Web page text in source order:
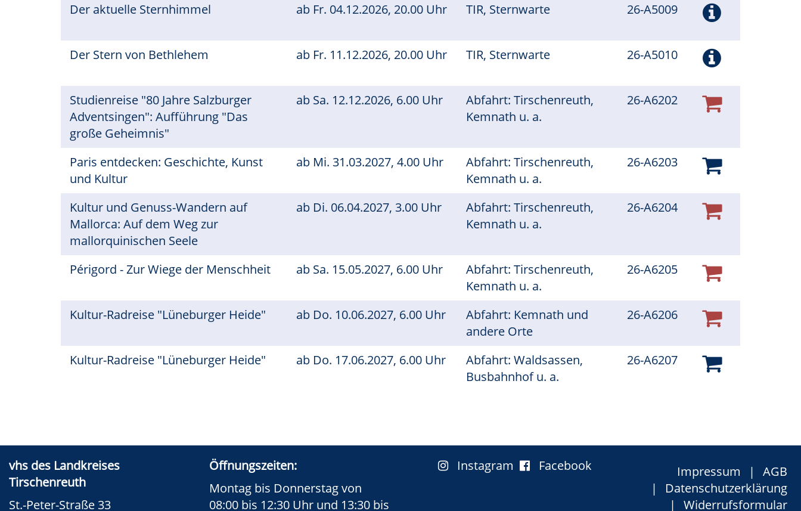
Der aktuelle Sternhimmel ab Fr. 04.12.2026, 20.00 Uhr TIR, Sternwarte 26-A5009
Der Stern von Bethlehem ab Fr. 11.12.2026, 20.00 Uhr TIR, Sternwarte 26-A5010
Studienreise "80 Jahre Salzburger
Adventsingen": Aufführung "Das
große Geheimnis"
ab Sa. 12.12.2026, 6.00 Uhr
Abfahrt: Tirschenreuth,
Kemnath u. a.
26-A6202
Paris entdecken: Geschichte, Kunst
und Kultur
ab Mi. 31.03.2027, 4.00 Uhr
Abfahrt: Tirschenreuth,
Kemnath u. a.
26-A6203
Kultur und Genuss-Wandern auf
Mallorca: Auf dem Weg zur
mallorquinischen Seele
ab Di. 06.04.2027, 3.00 Uhr
Abfahrt: Tirschenreuth,
Kemnath u. a.
26-A6204
Périgord - Zur Wiege der Menschheit ab Sa. 15.05.2027, 6.00 Uhr
Abfahrt: Tirschenreuth,
Kemnath u. a.
26-A6205
Kultur-Radreise "Lüneburger Heide" ab Do. 10.06.2027, 6.00 Uhr
Abfahrt: Kemnath und
andere Orte
26-A6206
Kultur-Radreise "Lüneburger Heide" ab Do. 17.06.2027, 6.00 Uhr
Abfahrt: Waldsassen,
Busbahnhof u. a.
26-A6207
vhs des Landkreises
Tirschenreuth
St.-Peter-Straße 33
Öffnungszeiten:
Montag bis Donnerstag von
08:00 bis 12:30 Uhr und 13:30 bis
Facebook
Instagram Impressum
AGB
Datenschutzerklärung
Widerrufsformular